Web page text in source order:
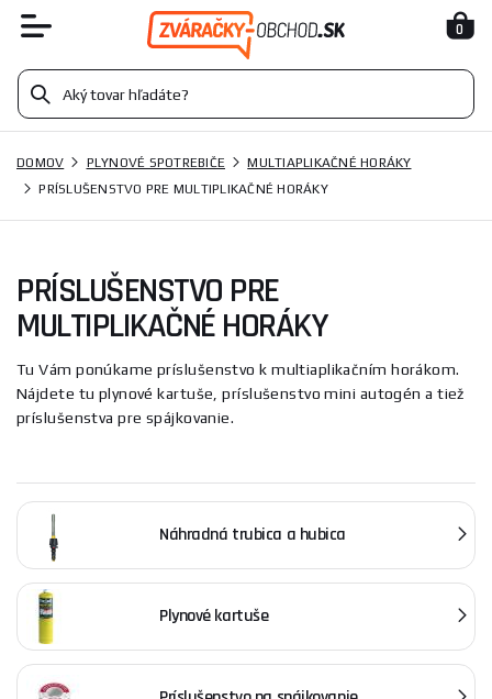
0
DOMOV PLYNOVÉ SPOTREBIČE
MULTIAPLIKAČNÉ HORÁKY
PRÍSLUŠENSTVO PRE MULTIPLIKAČNÉ HORÁKY
PRÍSLUŠENSTVO PRE
MULTIPLIKAČNÉ HORÁKY
Tu Vám ponúkame príslušenstvo k multiaplikačním horákom.
Nájdete tu plynové kartuše, príslušenstvo mini autogén a tiež
príslušenstva pre spájkovanie.
Náhradná trubica a hubica
Plynové kartuše